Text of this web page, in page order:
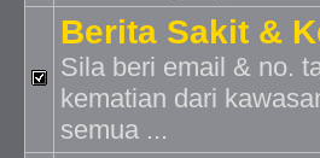
Berita Sakit &
Sila beri email & no.
kematian dari
semua ...